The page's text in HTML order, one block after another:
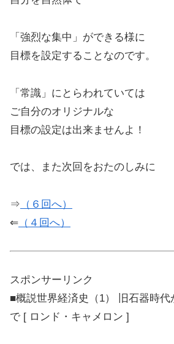
「強烈な集中」ができる様に
目標を設定することなのです。
「常識」にとらわれていては
ご自分のオリジナルな
目標の設定は出来ませんよ！
では、また次回をおたのしみに
⇒ （６回へ）
⇐ （４回へ）
スポンサーリンク
■概説世界経済史（1） 旧石器時代
で [ ロンド・キャメロン ]